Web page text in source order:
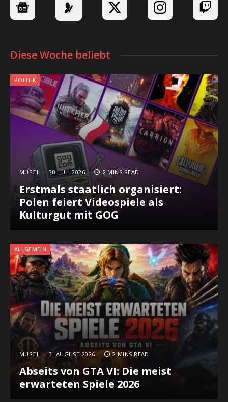
Diese Woche beliebt
POLITIK
MUSC1 30. JULI 2026 2 MINS READ
Erstmals staatlich organisiert:
Polen feiert Videospiele als
Kulturgut mit GOG
ALLGEMEIN
MUSC1 3. AUGUST 2026 2 MINS READ
Abseits von GTA VI: Die meist
erwarteten Spiele 2026